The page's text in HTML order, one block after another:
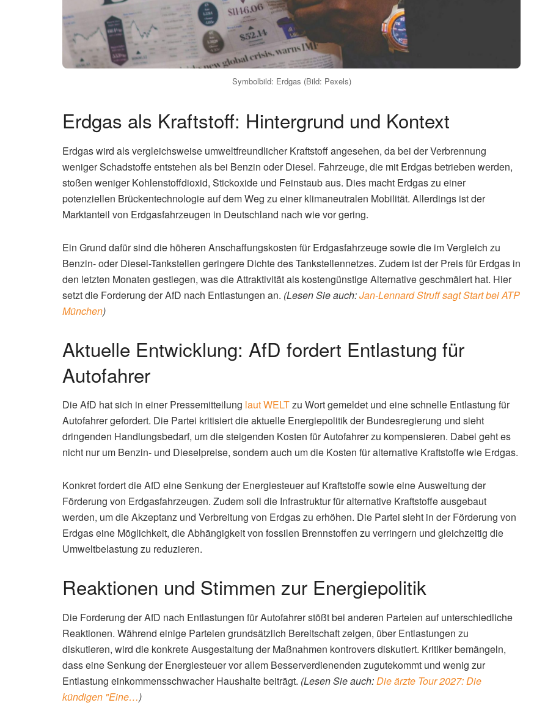
Symbolbild: Erdgas (Bild: Pexels)
Erdgas als Kraftstoff: Hintergrund und Kontext
Erdgas wird als vergleichsweise umweltfreundlicher Kraftstoff angesehen, da bei der Verbrennung
weniger Schadstoffe entstehen als bei Benzin oder Diesel. Fahrzeuge, die mit Erdgas betrieben werden,
stoßen weniger Kohlenstoffdioxid, Stickoxide und Feinstaub aus. Dies macht Erdgas zu einer
potenziellen Brückentechnologie auf dem Weg zu einer klimaneutralen Mobilität. Allerdings ist der
Marktanteil von Erdgasfahrzeugen in Deutschland nach wie vor gering.
Ein Grund dafür sind die höheren Anschaffungskosten für Erdgasfahrzeuge sowie die im Vergleich zu
Benzin- oder Diesel-Tankstellen geringere Dichte des Tankstellennetzes. Zudem ist der Preis für Erdgas in
den letzten Monaten gestiegen, was die Attraktivität als kostengünstige Alternative geschmälert hat. Hier
setzt die Forderung der AfD nach Entlastungen an. (Lesen Sie auch:Jan-Lennard Struff sagt Start bei ATP
München)
Aktuelle Entwicklung: AfD fordert Entlastung für
Autofahrer
Die AfD hat sich in einer Pressemitteilung laut WELTzu Wort gemeldet und eine schnelle Entlastung für
Autofahrer gefordert. Die Partei kritisiert die aktuelle Energiepolitik der Bundesregierung und sieht
dringenden Handlungsbedarf, um die steigenden Kosten für Autofahrer zu kompensieren. Dabei geht es
nicht nur um Benzin- und Dieselpreise, sondern auch um die Kosten für alternative Kraftstoffe wie Erdgas.
Konkret fordert die AfD eine Senkung der Energiesteuer auf Kraftstoffe sowie eine Ausweitung der
Förderung von Erdgasfahrzeugen. Zudem soll die Infrastruktur für alternative Kraftstoffe ausgebaut
werden, um die Akzeptanz und Verbreitung von Erdgas zu erhöhen. Die Partei sieht in der Förderung von
Erdgas eine Möglichkeit, die Abhängigkeit von fossilen Brennstoffen zu verringern und gleichzeitig die
Umweltbelastung zu reduzieren.
Reaktionen und Stimmen zur Energiepolitik
Die Forderung der AfD nach Entlastungen für Autofahrer stößt bei anderen Parteien auf unterschiedliche
Reaktionen. Während einige Parteien grundsätzlich Bereitschaft zeigen, über Entlastungen zu
diskutieren, wird die konkrete Ausgestaltung der Maßnahmen kontrovers diskutiert. Kritiker bemängeln,
dass eine Senkung der Energiesteuer vor allem Besserverdienenden zugutekommt und wenig zur
Entlastung einkommensschwacher Haushalte beiträgt. (Lesen Sie auch:Die ärzte Tour 2027: Die
kündigen "Eine…)